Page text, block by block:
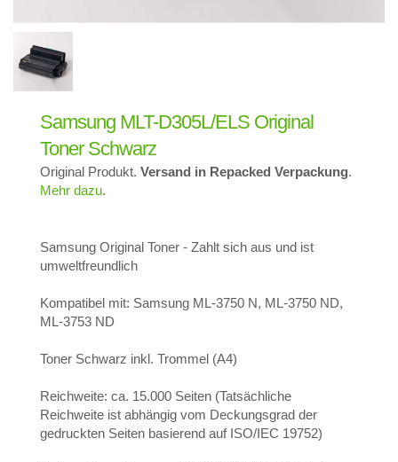
Samsung MLT-D305L/ELS Original
Toner Schwarz
Original Produkt. Versand in Repacked Verpackung.
Mehr dazu.
Samsung Original Toner - Zahlt sich aus und ist
umweltfreundlich
Kompatibel mit: Samsung ML-3750 N, ML-3750 ND,
ML-3753 ND
Toner Schwarz inkl. Trommel (A4)
Reichweite: ca. 15.000 Seiten (Tatsächliche
Reichweite ist abhängig vom Deckungsgrad der
gedruckten Seiten basierend auf ISO/IEC 19752)